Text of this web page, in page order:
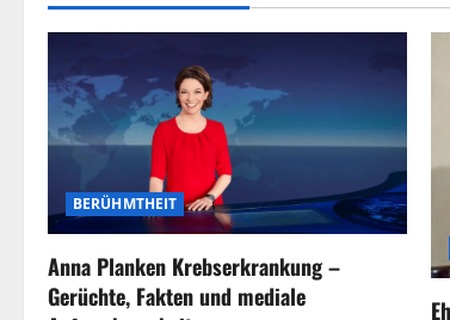
BERÜHMTHEIT
Anna Planken Krebserkrankung –
Gerüchte, Fakten und mediale